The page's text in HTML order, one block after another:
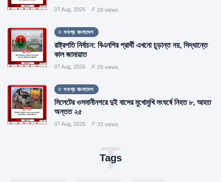
07 Aug, 2026 29 views
সমগ্র বাংলাদেশ
রাষ্ট্রপতি নির্বাচন: বিএনপির প্রার্থী এখনো চূড়ান্ত নয়, সিদ্ধান্তে
কাল জামায়াত
07 Aug, 2026 29 views
সমগ্র বাংলাদেশ
সিলেটের ওসমানীনগরে দুই বাসের মুখোমুখি সংঘর্ষে নিহত ৮, আহত
অন্তত ২৫
07 Aug, 2026 33 views
Tags
T